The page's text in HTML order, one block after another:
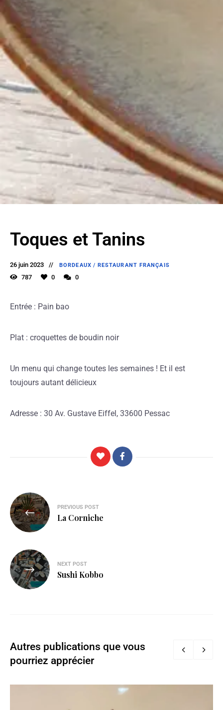
Toques et Tanins
26 juin 2023 BORDEAUX / RESTAURANT FRANÇAIS
787 0 0
Entrée : Pain bao
Plat : croquettes de boudin noir
Un menu qui change toutes les semaines ! Et il est
toujours autant délicieux
Adresse : 30 Av. Gustave Eiffel, 33600 Pessac
PREVIOUS POST
La Corniche
NEXT POST
Sushi Kobbo
Autres publications que vous
pourriez apprécier